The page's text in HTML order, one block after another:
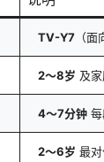
TV-Y7 （
2～8岁 及
4～7分钟
2～6岁 最